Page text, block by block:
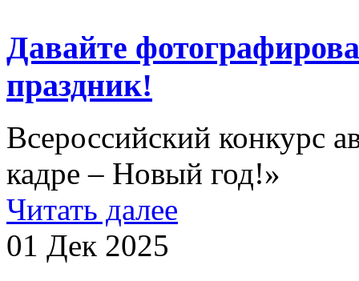
Давайте
праздник!
Всероссийский конкурс
кадре – Новый год!»
Читать далее
01 Дек 2025